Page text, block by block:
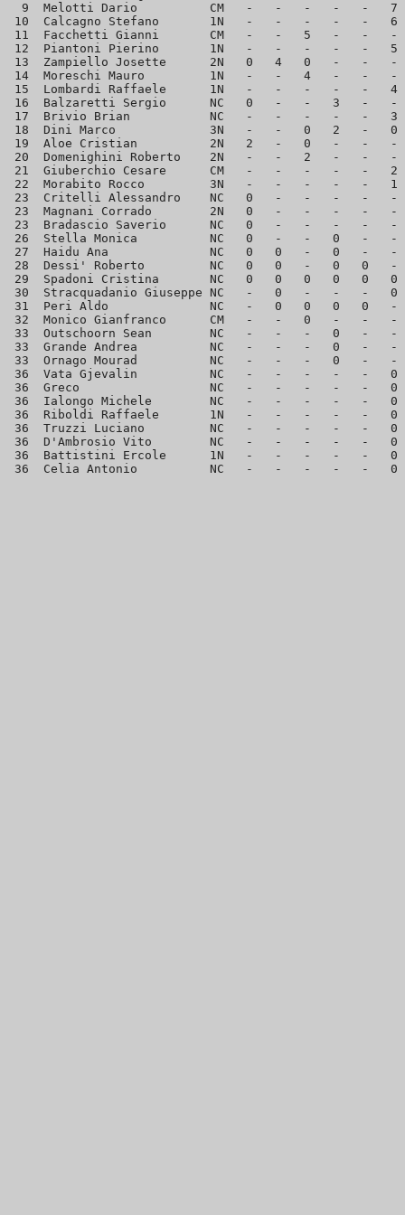
9  Melotti Dario          CM   -   -   -   -   -
10  Calcagno Stefano       1N   -   -   -   -
11  Facchetti Gianni       CM   -   -   5   -
12  Piantoni Pierino       1N   -   -   -   -
13  Zampiello Josette      2N   0   4   0   -
14  Moreschi Mauro         1N   -   -   4   -
15  Lombardi Raffaele      1N   -   -   -   -
16  Balzaretti Sergio      NC   0   -   -   3
17  Brivio Brian           NC   -   -   -   -   -
18  Dini Marco             3N   -   -   0   2   -
19  Aloe Cristian          2N   2   -   0   -
20  Domenighini Roberto    2N   -   -   2   -
21  Giuberchio Cesare      CM   -   -   -   -
22  Morabito Rocco         3N   -   -   -   -
23  Critelli Alessandro    NC   0   -   -   -
23  Magnani Corrado        2N   0   -   -   -
23  Bradascio Saverio      NC   0   -   -   -
26  Stella Monica          NC   0   -   -   0
27  Haidu Ana              NC   0   0   -   0
28  Dessi' Roberto         NC   0   0   -   0
29  Spadoni Cristina       NC   0   0   0   0
30  Stracquadanio Giuseppe NC   -   0   -
31  Peri Aldo              NC   -   0   0   0
32  Monico Gianfranco      CM   -   -   0   -
33  Outschoorn Sean        NC   -   -   -   0
33  Grande Andrea          NC   -   -   -   0
33  Ornago Mourad          NC   -   -   -   0
36  Vata Gjevalin          NC   -   -   -   -
36  Greco                  NC   -   -   -   -   -
36  Ialongo Michele        NC   -   -   -   -
36  Riboldi Raffaele       1N   -   -   -   -
36  Truzzi Luciano         NC   -   -   -   -
36  D'Ambrosio Vito        NC   -   -   -   -
36  Battistini Ercole      1N   -   -   -   -   -